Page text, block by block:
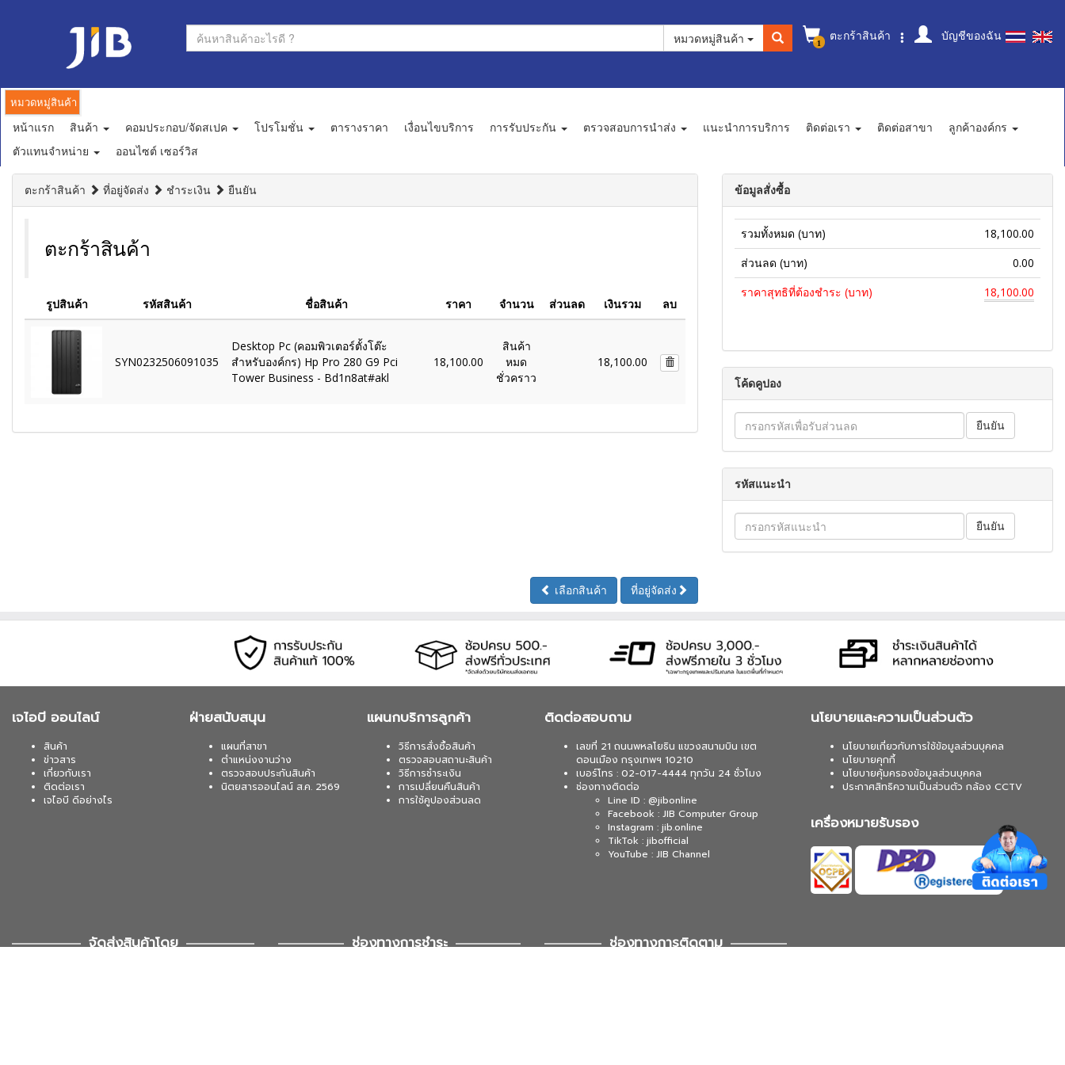
1 ตะกร้าสินค้า บัญชีของฉัน
หมวดหมู่สินค้า
หมวดหมู่สินค้า
หน้าแรก สินค้า คอมประกอบ/จัดสเปค โปรโมชั่น ตารางราคา เงื่อนไขบริการ การรับประกัน ตรวจสอบการนำส่ง แนะนำการบริการ ติดต่อเรา ติดต่อสาขา
ลูกค้าองค์กร
ตัวแทนจำหน่าย
ออนไซต์ เซอร์วิส
ตะกร้าสินค้า ที่อยู่จัดส่ง ชำระเงิน ยืนยัน
ตะกร้าสินค้า
รูปสินค้า รหัสสินค้า ชื่อสินค้า ราคา จำนวน ส่วนลด เงินรวม ลบ
SYN0232506091035
Desktop Pc (คอมพิวเตอร์ตั้งโต๊ะ
สำหรับองค์กร) Hp Pro 280 G9 Pci
Tower Business - Bd1n8at#akl
18,100.00
สินค้า
หมด
ชั่วคราว
18,100.00
ข้อมูลสั่งซื้อ
รวมทั้งหมด (บาท)
18,100.00
ส่วนลด (บาท)
0.00
ราคาสุทธิที่ต้องชำระ (บาท)
18,100.00
โค้ดคูปอง
รหัสแนะนำ
เลือกสินค้า ที่อยู่จัดส่ง
เจไอบี ออนไลน์
สินค้า
ข่าวสาร
เกี่ยวกับเรา
ติดต่อเรา
เจไอบี ดีอย่างไร
ฝ่ายสนับสนุน
แผนที่สาขา
ตำแหน่งงานว่าง
ตรวจสอบประกันสินค้า
นิตยสารออนไลน์ ส.ค. 2569
แผนกบริการลูกค้า
วิธีการสั่งซื้อสินค้า
ตรวจสอบสถานะสินค้า
วิธีการชำระเงิน
การเปลี่ยนคืนสินค้า
การใช้คูปองส่วนลด
ติดต่อสอบถาม
เลขที่ 21 ถนนพหลโยธิน แขวงสนามบิน เขต
ดอนเมือง กรุงเทพฯ 10210
เบอร์โทร : 02-017-4444 ทุกวัน 24 ชั่วโมง
ช่องทางติดต่อ
Line ID : @jibonline
Facebook : JIB Computer Group
Instagram : jib.online
TikTok : jibofficial
YouTube : JIB Channel
นโยบายและความเป็นส่วนตัว
นโยบายเกี่ยวกับการใช้ข้อมูลส่วนบุคคล
นโยบายคุกกี้
นโยบายคุ้มครองข้อมูลส่วนบุคคล
ประกาศสิทธิความเป็นส่วนตัว กล้อง CCTV
เครื่องหมายรับรอง
จัดส่งสินค้าโดย ช่องทางการชำระ ช่องทางการติดตาม